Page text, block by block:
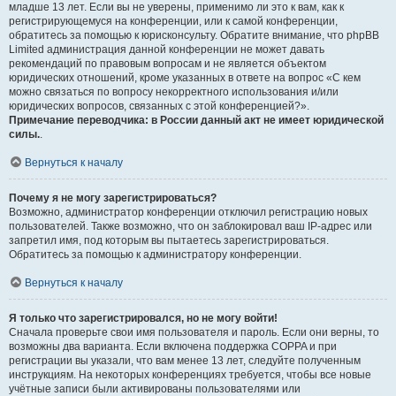
младше 13 лет. Если вы не уверены, применимо ли это к вам, как к
регистрирующемуся на конференции, или к самой конференции,
обратитесь за помощью к юрисконсульту. Обратите внимание, что phpBB
Limited администрация данной конференции не может давать
рекомендаций по правовым вопросам и не является объектом
юридических отношений, кроме указанных в ответе на вопрос «С кем
можно связаться по вопросу некорректного использования и/или
юридических вопросов, связанных с этой конференцией?».
Примечание переводчика: в России данный акт не имеет юридической
силы..
Вернуться к началу
Почему я не могу зарегистрироваться?
Возможно, администратор конференции отключил регистрацию новых
пользователей. Также возможно, что он заблокировал ваш IP-адрес или
запретил имя, под которым вы пытаетесь зарегистрироваться.
Обратитесь за помощью к администратору конференции.
Вернуться к началу
Я только что зарегистрировался, но не могу войти!
Сначала проверьте свои имя пользователя и пароль. Если они верны, то
возможны два варианта. Если включена поддержка COPPA и при
регистрации вы указали, что вам менее 13 лет, следуйте полученным
инструкциям. На некоторых конференциях требуется, чтобы все новые
учётные записи были активированы пользователями или